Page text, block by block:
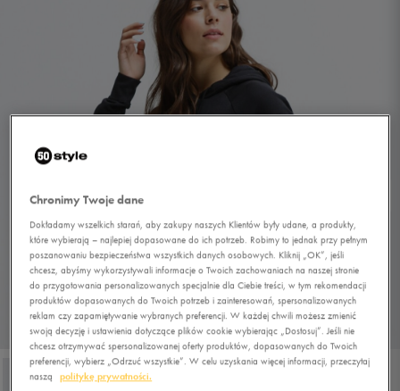
Chronimy Twoje dane
Dokładamy wszelkich starań, aby zakupy naszych Klientów były udane, a produkty,
które wybierają – najlepiej dopasowane do ich potrzeb. Robimy to jednak przy pełnym
poszanowaniu bezpieczeństwa wszystkich danych osobowych. Kliknij „OK”, jeśli
chcesz, abyśmy wykorzystywali informacje o Twoich zachowaniach na naszej stronie
do przygotowania personalizowanych specjalnie dla Ciebie treści, w tym rekomendacji
produktów dopasowanych do Twoich potrzeb i zainteresowań, spersonalizowanych
reklam czy zapamiętywanie wybranych preferencji. W każdej chwili możesz zmienić
swoją decyzję i ustawienia dotyczące plików cookie wybierając „Dostosuj”. Jeśli nie
chcesz otrzymywać spersonalizowanej oferty produktów, dopasowanych do Twoich
preferencji, wybierz „Odrzuć wszystkie”. W celu uzyskania więcej informacji, przeczytaj
naszą
politykę prywatności.